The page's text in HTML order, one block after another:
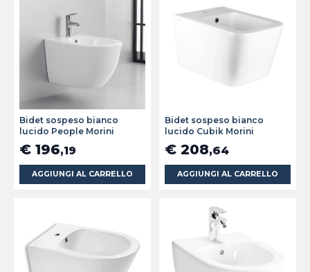
Bidet sospeso bianco
lucido People Morini
€ 196,19
AGGIUNGI AL CARRELLO
Bidet sospeso bianco
lucido Cubik Morini
€ 208,64
AGGIUNGI AL CARRELLO